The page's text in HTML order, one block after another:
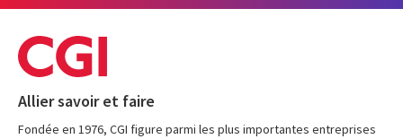
Allier savoir et faire
Fondée en 1976, CGI figure parmi les plus importantes entreprises